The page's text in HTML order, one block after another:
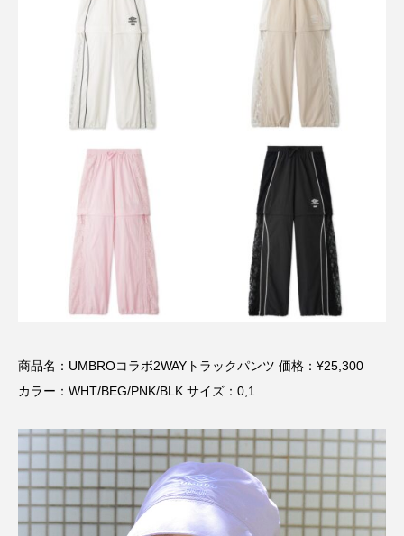
商品名：UMBROコラボ2WAYトラックパンツ 価格：¥25,300
カラー：WHT/BEG/PNK/BLK サイズ：0,1